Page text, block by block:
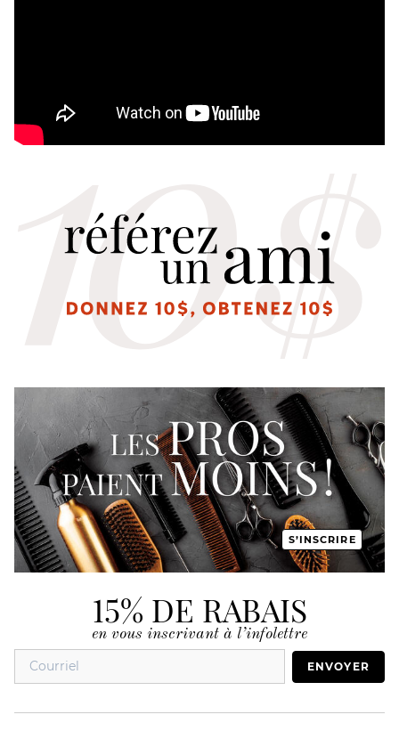
S’INSCRIRE
15% DE RABAIS
en vous inscrivant à l’infolettre
ENVOYER